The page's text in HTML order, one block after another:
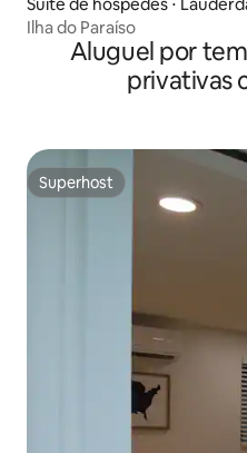
Ilha do Paraíso
Aluguel por
privativas
Superhost
Superhost